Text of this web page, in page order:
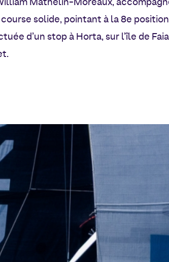
course solide, pointant à la 8e
d’un stop à Horta, sur l’île de